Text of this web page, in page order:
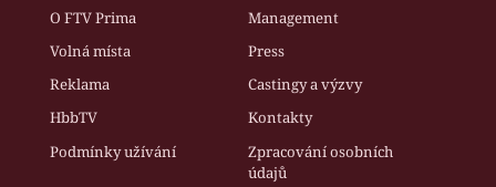
O FTV Prima
Management
Volná místa
Press
Reklama
Castingy a výzvy
HbbTV
Kontakty
Podmínky užívání
Zpracování osobních
údajů